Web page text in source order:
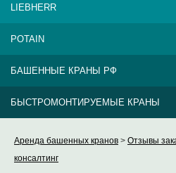
LIEBHERR
POTAIN
БАШЕННЫЕ КРАНЫ РФ
БЫСТРОМОНТИРУЕМЫЕ КРАНЫ
Аренда башенных кранов > Отзывы
консалтинг